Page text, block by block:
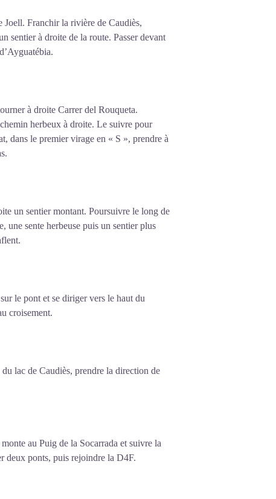
Joell. Franchir la rivière de Caudiès,
sentier à droite de la route. Passer devant
à droite Carrer del Rouqueta.
herbeux à droite. Le suivre pour
dans le premier virage en « S », prendre à
un sentier montant. Poursuivre le long de
une sente herbeuse puis un sentier plus
le pont et se diriger vers le haut du
croisement.
lac de Caudiès, prendre la direction de
au Puig de la Socarrada et suivre la
deux ponts, puis rejoindre la D4F.